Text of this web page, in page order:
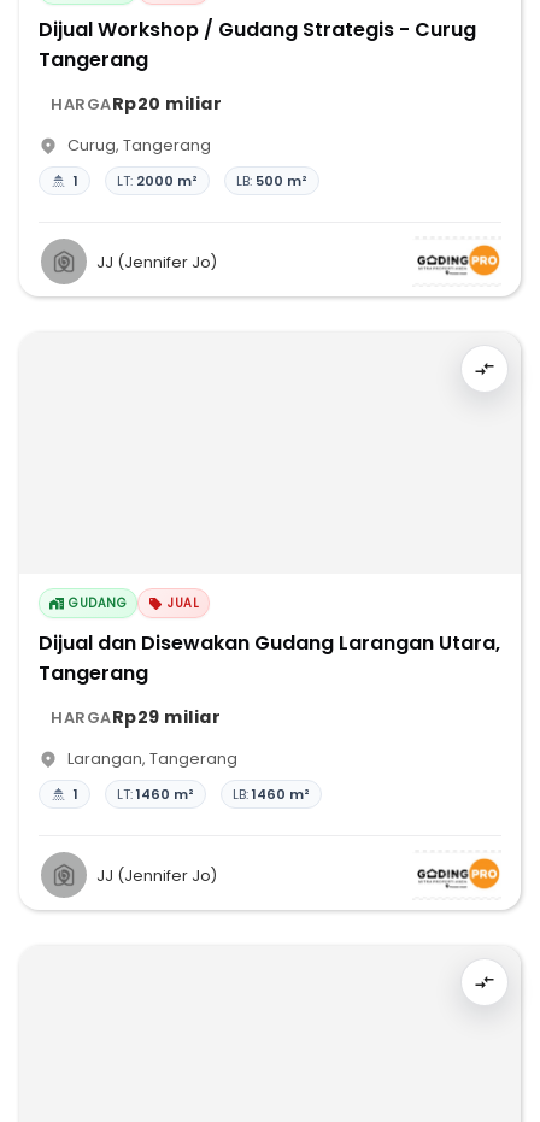
Dijual Workshop / Gudang Strategis - Curug
Tangerang
HARGARp20 miliar
Curug, Tangerang
1 LT: 2000 m² LB: 500 m²
JJ (Jennifer Jo)
GUDANG JUAL
Dijual dan Disewakan Gudang Larangan Utara,
Tangerang
HARGARp29 miliar
Larangan, Tangerang
1 LT:1460 m² LB:1460 m²
JJ (Jennifer Jo)